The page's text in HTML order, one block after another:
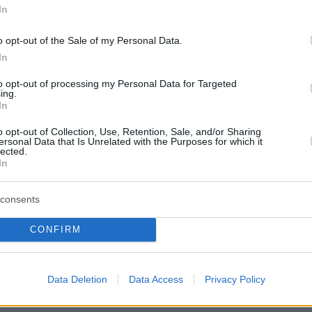
opt-out of the Sale of my Personal Data.
opt-out of processing my Personal Data for Targeted
opt-out of Collection, Use, Retention, Sale, and/or Sharing
Data that Is Unrelated with the Purposes for which it
CONFIRM
Data Deletion Data Access Privacy Policy
3,6
7,1 7,5
τα νούμερα τηλεθέασης των
προγραμμάτων το Σάββατο
(%)